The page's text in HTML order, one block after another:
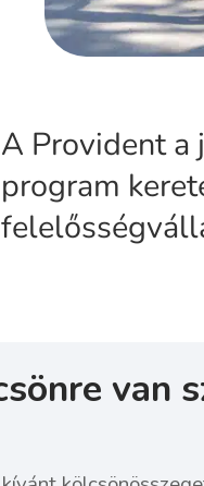
A Provident a
program